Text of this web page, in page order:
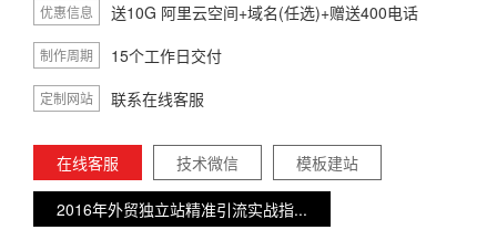
优惠信息 送10G 阿里云空间+域名(任选)+赠送400电话
制作周期 15个工作日交付
定制网站 联系在线客服
在线客服 技术微信 模板建站
2016年外贸独立站精准引流实战指...